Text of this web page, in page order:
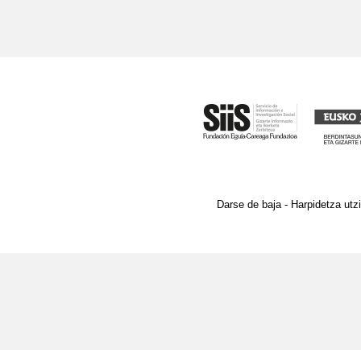
Darse de baja - Harpidetza utzi